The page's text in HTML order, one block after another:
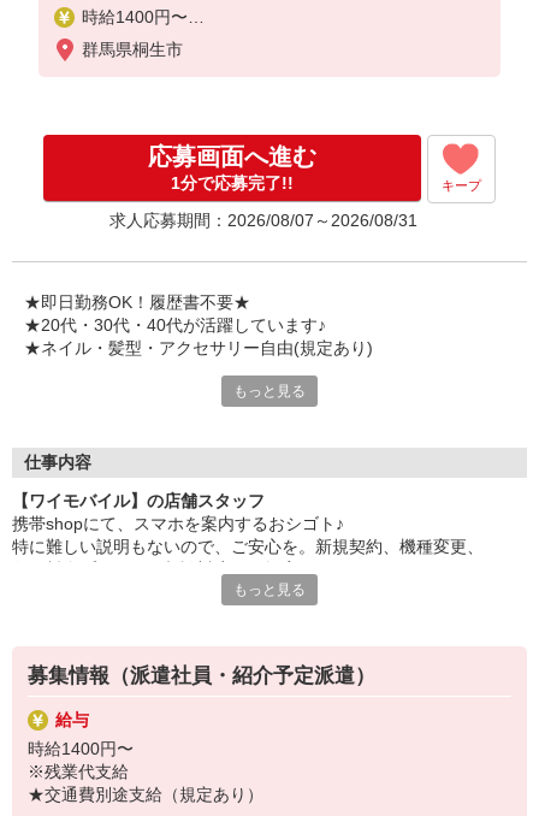
時給1400円〜
※残業代支給
★交通費別途支給（規定あり）
入社祝い金10万円支給(規定有)
お友達を紹介頂くと,
インセンティブ支給(規定有)
゜・。○。・゜+゜・。○。・゜+゜
群馬県桐生市
応募画面へ進む
1分で応募完了!! キープ
求人応募期間：2026/08/07～2026/08/31
★即日勤務OK！履歴書不要★
★20代・30代・40代が活躍しています♪
★ネイル・髪型・アクセサリー自由(規定あり)
各キャリアの新機種が特別価格で購入OK！！
特別割引価格でご利用可能☆
お得に過ごしたいあなたの味方です♪
【選べるお仕事いろいろ】
事務、経理、データ入力、コールセンター、受付
▼工場・製造・軽作業系
機械/食品製造・梱包・仕分け・加工・組立・検査
▼美容系
眉毛サロンのアイブロウ・ネイリスト・エステ
▼営業・販売
法人営業・アパレル販売・個別指導塾・人材紹介
▼人気案件も多数♪
もっと見る
仕事内容
【ワイモバイル】の店舗スタッフ
携帯shopにて、スマホを案内するおシゴト♪
特に難しい説明もないので、ご安心を。新規契約、機種変更、
満足度◎
■携帯やインターネット販売業務
docomo(ドコモ)/au(エーユー)・KDDI/softbank(ソフトバンク)など
の大手キャリアから
ワイモバイル(Y!mobille)、楽天モバイル、UQなど格安スマホまで幅
広く紹介可能♪
もっと見る
募集情報（派遣社員・紹介予定派遣）
給与
時給1400円〜
※残業代支給
★交通費別途支給（規定あり）